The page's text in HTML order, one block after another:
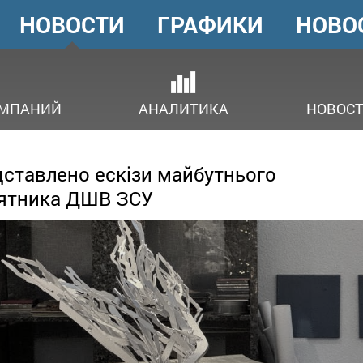
ГОЛОВНЕ
МЕНЮ
НОВОСТИ
АНАЛИТИКА
ГРАФИКИ
ескізи майбутнього
ДШВ ЗСУ